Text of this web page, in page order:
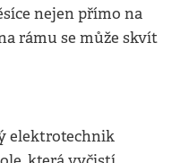
nejen přímo na
rámu se může skvít
elektrotechnik